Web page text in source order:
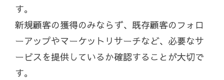
す。
新規顧客の獲得のみならず、既存顧客のフォロ
ーアップやマーケットリサーチなど、必要なサ
ービスを提供しているか確認することが大切で
す。